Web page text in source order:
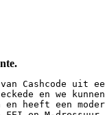
Cashcode uit
en we
heeft een